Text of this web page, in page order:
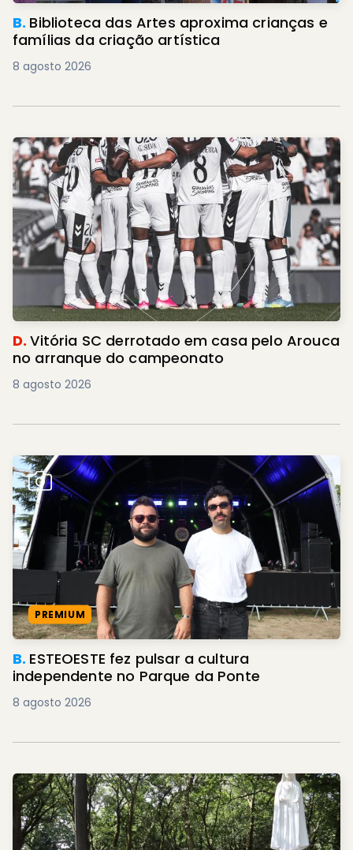
B. Biblioteca das Artes aproxima crianças e
famílias da criação artística
8 agosto 2026
D.Vitória SC derrotado em casa pelo Arouca
no arranque do campeonato
8 agosto 2026
PREMIUM
B. ESTEOESTE fez pulsar a cultura
independente no Parque da Ponte
8 agosto 2026